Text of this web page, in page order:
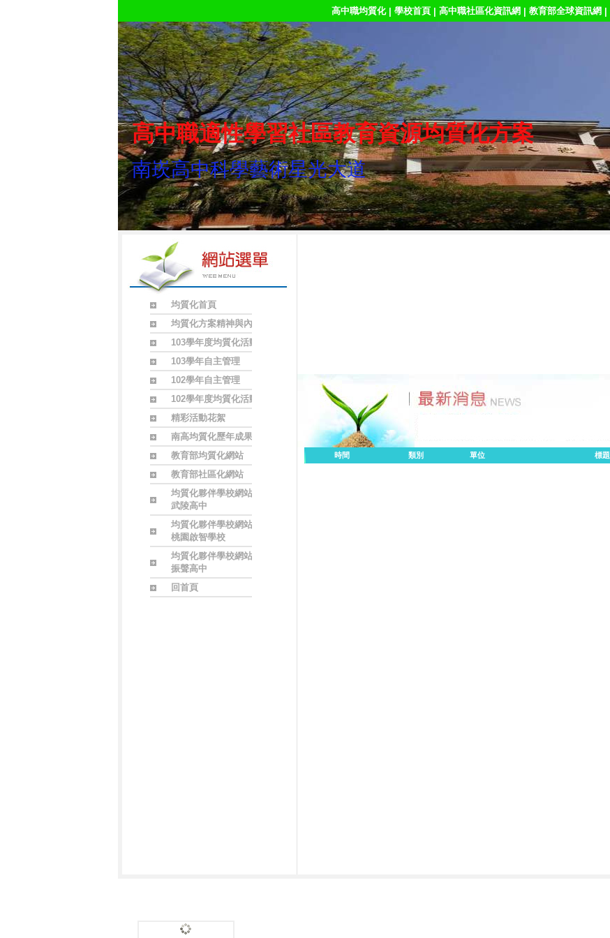
高中職均質化| 學校首頁| 高中職社區化資訊網 | 教育部全球資訊網 |
高中職適性學習社區教育資源均質化方案
南崁高中科學藝術星光大道
均質化首頁
均質化方案精神與內涵
103學年度均質化活動
103學年自主管理
102學年自主管理
102學年度均質化活動
精彩活動花絮
南高均質化歷年成果
教育部均質化網站
教育部社區化網站
均質化夥伴學校網站
武陵高中
均質化夥伴學校網站
桃園啟智學校
均質化夥伴學校網站
振聲高中
回首頁
時間 類別 單位 標題